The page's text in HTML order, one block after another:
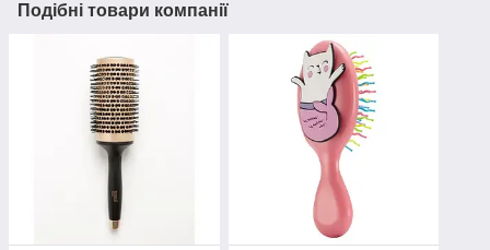
Подібні товари компанії